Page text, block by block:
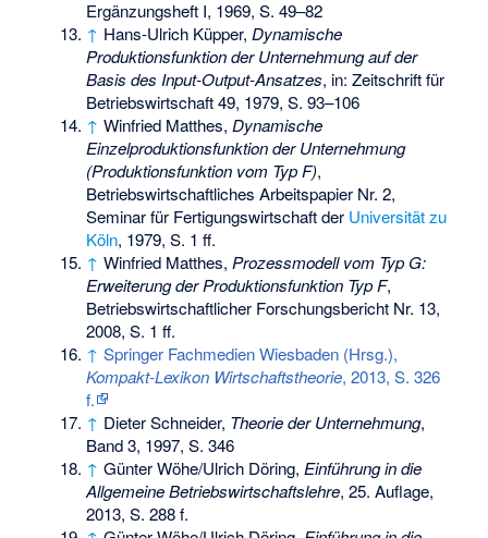
Ergänzungsheft I, 1969, S. 49–82
↑ Hans-Ulrich Küpper,Dynamische
Produktionsfunktion der Unternehmung auf der
Basis des Input-Output-Ansatzes, in: Zeitschrift für
Betriebswirtschaft 49, 1979, S. 93–106
↑ Winfried Matthes,Dynamische
Einzelproduktionsfunktion der Unternehmung
(Produktionsfunktion vom Typ F),
Betriebswirtschaftliches Arbeitspapier Nr. 2,
Seminar für Fertigungswirtschaft der Universität zu
Köln, 1979, S. 1 ff.
↑ Winfried Matthes,Prozessmodell vom Typ G:
Erweiterung der Produktionsfunktion Typ F,
Betriebswirtschaftlicher Forschungsbericht Nr. 13,
2008, S. 1 ff.
↑ Springer Fachmedien Wiesbaden (Hrsg.),
Kompakt-Lexikon Wirtschaftstheorie, 2013, S. 326
f.
↑ Dieter Schneider, Theorie der Unternehmung,
Band 3, 1997, S. 346
↑ Günter Wöhe/Ulrich Döring,Einführung in die
Allgemeine Betriebswirtschaftslehre, 25. Auflage,
2013, S. 288 f.